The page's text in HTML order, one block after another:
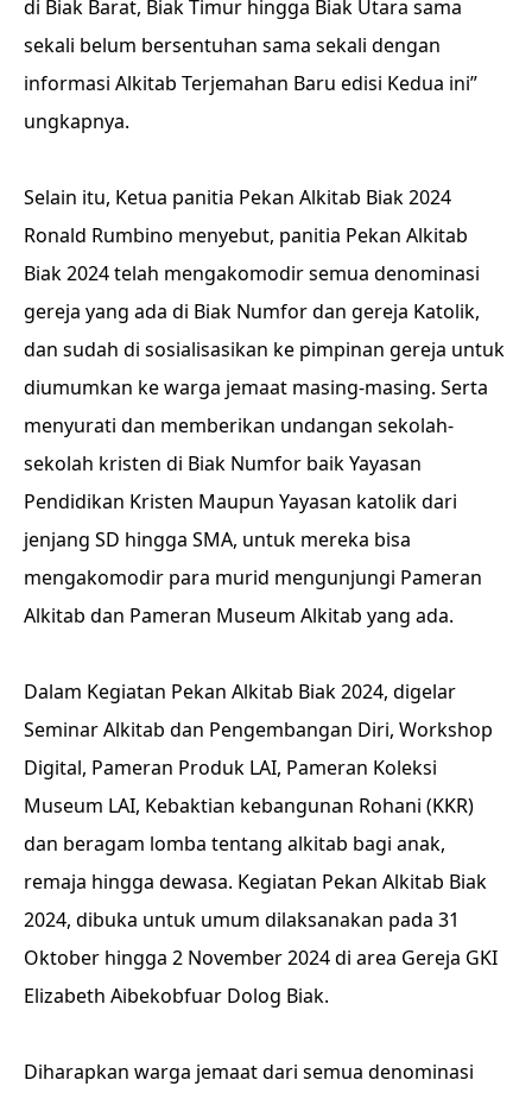
di Biak Barat, Biak Timur hingga Biak Utara sama
sekali belum bersentuhan sama sekali dengan
informasi Alkitab Terjemahan Baru edisi Kedua ini”
ungkapnya.
Selain itu, Ketua panitia Pekan Alkitab Biak 2024
Ronald Rumbino menyebut, panitia Pekan Alkitab
Biak 2024 telah mengakomodir semua denominasi
gereja yang ada di Biak Numfor dan gereja Katolik,
dan sudah di sosialisasikan ke pimpinan gereja untuk
diumumkan ke warga jemaat masing-masing. Serta
menyurati dan memberikan undangan sekolah-
sekolah kristen di Biak Numfor baik Yayasan
Pendidikan Kristen Maupun Yayasan katolik dari
jenjang SD hingga SMA, untuk mereka bisa
mengakomodir para murid mengunjungi Pameran
Alkitab dan Pameran Museum Alkitab yang ada.
Dalam Kegiatan Pekan Alkitab Biak 2024, digelar
Seminar Alkitab dan Pengembangan Diri, Workshop
Digital, Pameran Produk LAI, Pameran Koleksi
Museum LAI, Kebaktian kebangunan Rohani (KKR)
dan beragam lomba tentang alkitab bagi anak,
remaja hingga dewasa. Kegiatan Pekan Alkitab Biak
2024, dibuka untuk umum dilaksanakan pada 31
Oktober hingga 2 November 2024 di area Gereja GKI
Elizabeth Aibekobfuar Dolog Biak.
Diharapkan warga jemaat dari semua denominasi